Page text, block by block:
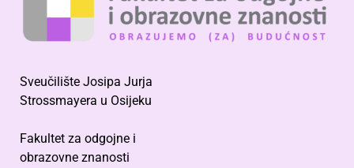
Sveučilište Josipa Jurja
Strossmayera u Osijeku
Fakultet za odgojne i
obrazovne znanosti